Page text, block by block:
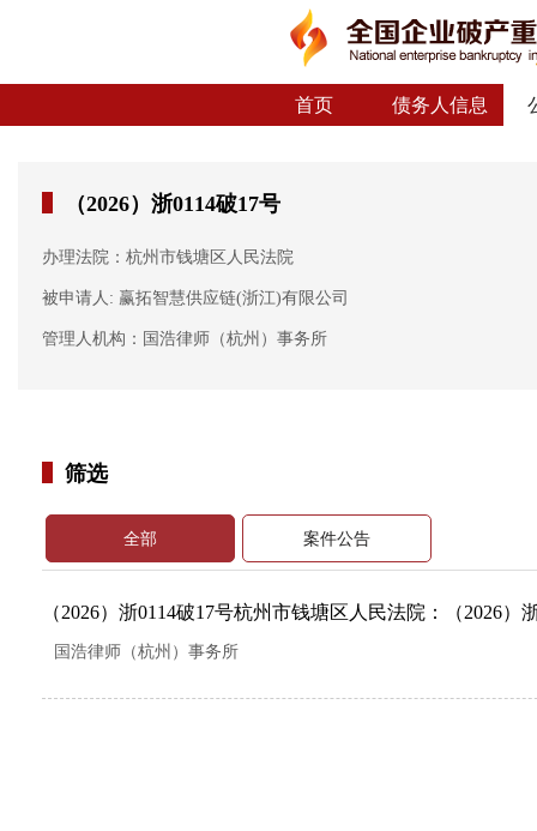
首页 债务人信息
（2026）浙0114破17号
办理法院：杭州市钱塘区人民法院
被申请人: 赢拓智慧供应链(浙江)有限公司
管理人机构：国浩律师（杭州）事务所
筛选
全部 案件公告
（2026）浙0114破17号杭州市钱塘区人民法院：（2026）
国浩律师（杭州）事务所